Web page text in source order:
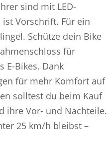
sind mit LED-
Vorschrift. Für ein
Schütze dein Bike
für
E-Bikes. Dank
für mehr Komfort auf
solltest du beim Kauf
ihre Vor- und Nachteile.
25 km/h bleibst –